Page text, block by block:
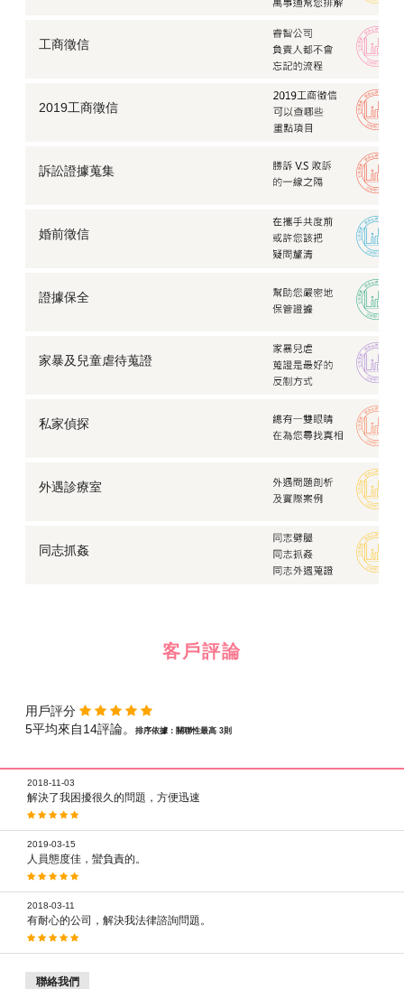
工商徵信
2019工商徵信
訴訟證據蒐集
婚前徵信
證據保全
家暴及兒童虐待蒐證
私家偵探
外遇診療室
同志抓姦
客戶評論
用戶評分
5平均來自14評論。
排序依據：關聯性最高 3則
2018-11-03
解決了我困擾很久的問題，方便迅速
2019-03-15
人員態度佳，蠻負責的。
2018-03-11
有耐心的公司，解決我法律諮詢問題。
聯絡我們